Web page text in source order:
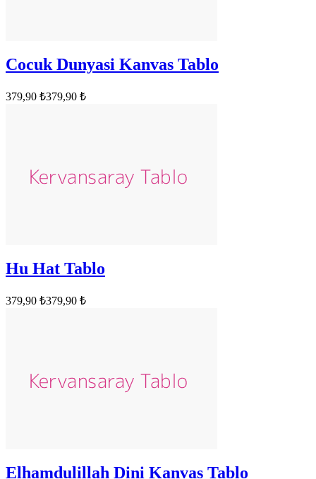
Cocuk Dunyasi Kanvas Tablo
379,90 ₺379,90 ₺
Hu Hat Tablo
379,90 ₺379,90 ₺
Elhamdulillah Dini Kanvas Tablo